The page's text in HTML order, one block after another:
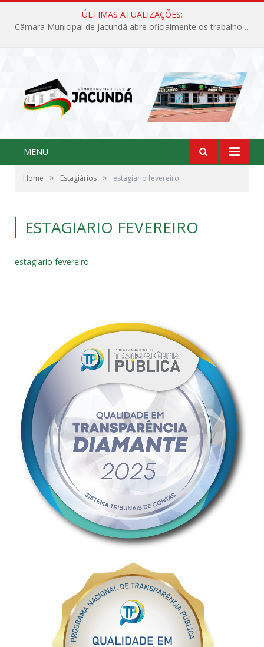
ÚLTIMAS ATUALIZAÇÕES:
Câmara Municipal de Jacundá abre oficialmente os trabalhos legislativos de 2026
MENU
Home » Estagiários » estagiario fevereiro
ESTAGIARIO FEVEREIRO
estagiario fevereiro